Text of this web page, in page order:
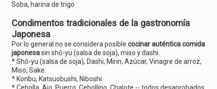
Soba, harina de trigo
Condimentos tradicionales de la gastronomía
Japonesa
Por lo general no se considera posible cocinar auténtica comida
japonesasin shō-yu (salsa de soja), miso y dashi.
* Shō-yu (salsa de soja), Dashi, Mirin, Azúcar, Vinagre de arroz,
Miso, Sake.
* Konbu, Katsuobushi, Niboshi.